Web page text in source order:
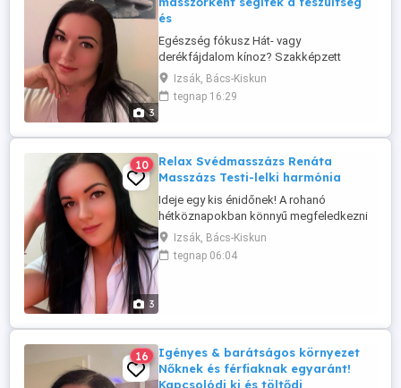
3
és
Egészség fókusz Hát- vagy
derékfájdalom kínoz? Szakképzett
masszőrként segítek a feszültség és a
fájdalmak oldásában. Időpont hétfőtől -
szombatig. Hívj most: 06 30 783 4730
masszázsnyira tőled. FONTOS
INFORMÁCIÓ: MÁJUSTÓL családi okok
miatt ÚJRA IZSÁKON ...
Izsák, Bács-Kiskun
tegnap 16:29
3
10
Relax Svédmasszázs Renáta
Masszázs Testi-lelki harmónia
Ideje egy kis énidőnek! A rohanó
hétköznapokban könnyű megfeledkezni
magunkról, pedig a tested is megérdemli
a törődést. Egy masszázs nem luxus
hanem befektetés az egészségedbe és a
Facebookon, ...
Izsák, Bács-Kiskun
tegnap 06:04
16
Igényes & barátságos környezet
Nőknek és férfiaknak egyaránt!
Kapcsolódj ki és töltődj